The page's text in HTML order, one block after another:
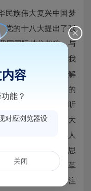
族伟大复兴中国梦
党的十八大提出了强
国国际地位相称、与
防和强大军队，是我
全国人大一次会议解
记提出了新形势下的
性，即建设一支“听
军队。在党的十九大
须全面贯彻党领导人
立新时代党的强军思
坚持政治建军、改革
重聚焦实战，更加注
容
能？
对应浏览器设
关闭